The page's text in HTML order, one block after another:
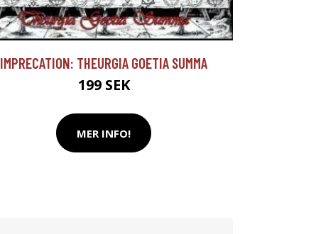
IMPRECATION: THEURGIA GOETIA SUMMA
199 SEK
MER INFO!